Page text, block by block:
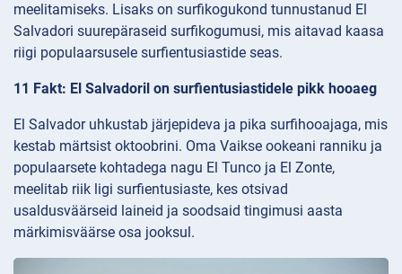
meelitamiseks. Lisaks on surfikogukond tunnustanud El
Salvadori suurepäraseid surfikogumusi, mis aitavad kaasa
riigi populaarsusele surfientusiastide seas.
11 Fakt: El Salvadoril on surfientusiastidele pikk hooaeg
El Salvador uhkustab järjepideva ja pika surfihooajaga, mis
kestab märtsist oktoobrini. Oma Vaikse ookeani ranniku ja
populaarsete kohtadega nagu El Tunco ja El Zonte,
meelitab riik ligi surfientusiaste, kes otsivad
usaldusväärseid laineid ja soodsaid tingimusi aasta
märkimisväärse osa jooksul.